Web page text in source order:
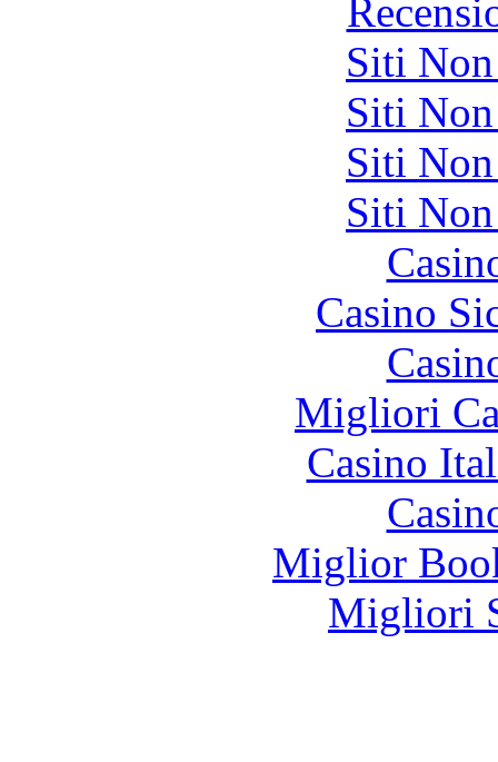
Siti
Siti
Siti
Siti
Casino
Migliori
Casino
Miglior
Migliori